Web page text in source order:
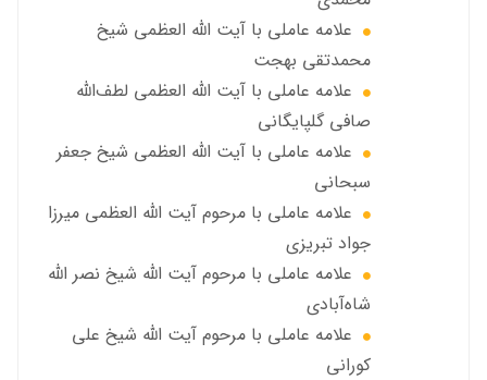
علامه عاملی با آيت الله العظمى شيخ
محمدتقی بهجت
علامه عاملي با آیت الله العظمی لطف‌الله
صافی گلپایگانی
علامه عاملی با آيت الله العظمى شيخ جعفر
سبحاني
علامه عاملی با مرحوم آيت الله العظمى ميرزا
جواد تبريزي
علامه عاملی با مرحوم آيت الله شيخ نصر الله
شاه‌آبادي
علامه عاملی با مرحوم آيت الله شيخ علي
كوراني